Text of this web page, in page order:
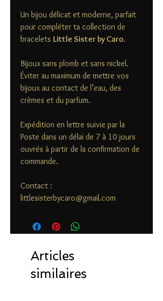
Un bijou délicat et moderne, parfait
pour compléter ta collection de
bracelets Little Sister by Caro.
Bijoux sans plomb et sans nickel.
Éviter au maximum de mettre vos
bijoux au contact de l’eau, des
crèmes et du parfum.
Expédition en lettre suivie par la
Poste dans un délai de 7 à 10 jours
ouvrés à partir de la confirmation de
commande.
Contact :
littlesisterbycaro@gmail.com
Articles
similaires